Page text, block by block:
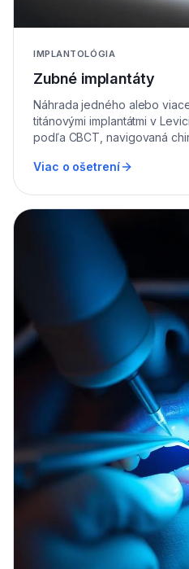
IMPLANTOLÓGIA
Zubné implantáty
Náhrada jedného alebo
titánovými implantátmi v
podľa CBCT, navigovaná
Viac o ošetrení